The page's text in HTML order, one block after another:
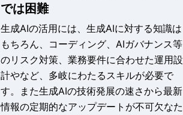
生成AIの活用には、生成AIに対する知識は
もちろん、コーディング、AIガバナンス等
のリスク対策、業務要件に合わせた運用設
計やなど、多岐にわたるスキルが必要で
す。また生成AIの技術発展の速さから最新
情報の定期的なアップデートが不可欠なた
では困難